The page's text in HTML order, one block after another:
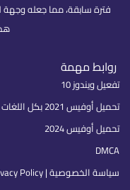
فترة سابقة، مما جعله وجهة
روابط مهمة
تفعيل ويندوز 10
تحميل أوفيس 2021 بكل اللغات
تحميل أوفيس 2024
DMCA
سياسة الخصوصية | Privacy Policy